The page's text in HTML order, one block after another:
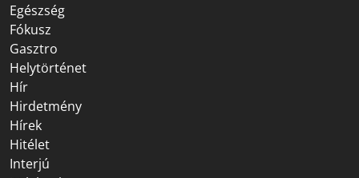
Egészség
Fókusz
Gasztro
Helytörténet
Hír
Hirdetmény
Hírek
Hitélet
Interjú